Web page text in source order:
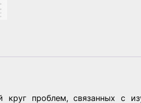
языке
круг проблем, связанных с